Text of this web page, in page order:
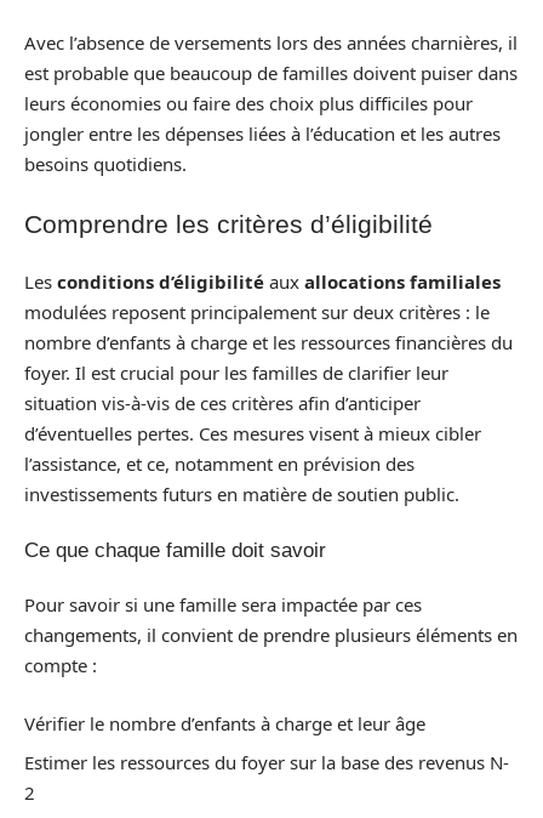
Avec l’absence de versements lors des années charnières, il
est probable que beaucoup de familles doivent puiser dans
leurs économies ou faire des choix plus difficiles pour
jongler entre les dépenses liées à l’éducation et les autres
besoins quotidiens.
Comprendre les critères d’éligibilité
Les conditions d’éligibilité aux allocations familiales
modulées reposent principalement sur deux critères : le
nombre d’enfants à charge et les ressources financières du
foyer. Il est crucial pour les familles de clarifier leur
situation vis-à-vis de ces critères afin d’anticiper
d’éventuelles pertes. Ces mesures visent à mieux cibler
l’assistance, et ce, notamment en prévision des
investissements futurs en matière de soutien public.
Ce que chaque famille doit savoir
Pour savoir si une famille sera impactée par ces
changements, il convient de prendre plusieurs éléments en
compte :
Vérifier le nombre d’enfants à charge et leur âge
Estimer les ressources du foyer sur la base des revenus N-
2